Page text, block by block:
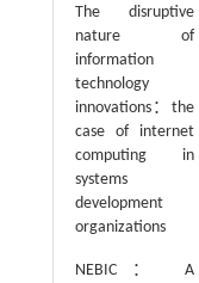
The disruptive
nature of
information
technology
innovations：the
case of internet
computing in
systems
development
organizations
NEBIC： A